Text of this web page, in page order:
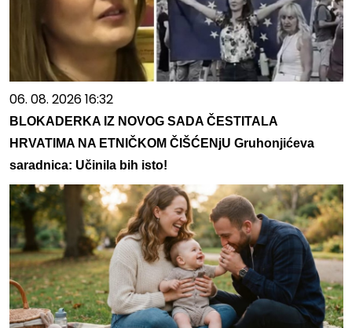
06. 08. 2026 16:32
BLOKADERKA IZ NOVOG SADA ČESTITALA
HRVATIMA NA ETNIČKOM ČIŠĆENjU Gruhonjićeva
saradnica: Učinila bih isto!